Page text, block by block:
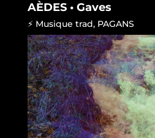
AÈDES • Gaves
⚡ Musique trad, PAGANS